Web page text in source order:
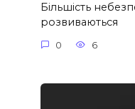
Більшість
розвиваються
0 6